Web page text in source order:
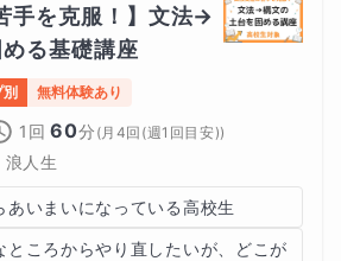
手を克服！】文法→
る基礎講座
無料体験あり
1回 60分 (月4回(週1回目安))
人生
あいまいになっている高校生
ところからやり直したいが、どこが